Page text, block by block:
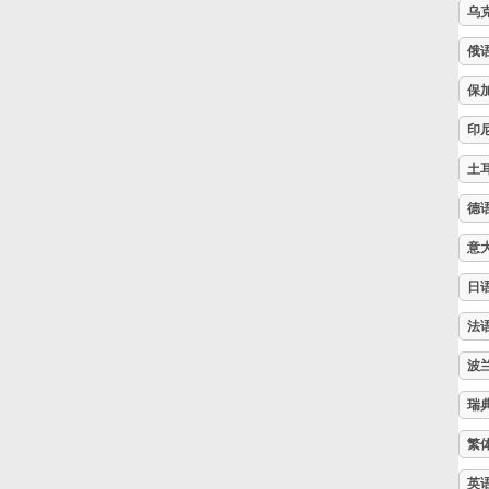
乌
俄
保
印
土
德
意
日
法
波
瑞
繁
英